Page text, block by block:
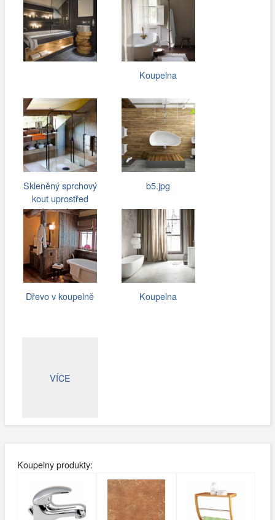
Koupelna
Skleněný sprchový
kout uprostřed
koupelny
b5.jpg
Dřevo v koupelně Koupelna
VÍCE
Koupelny produkty: